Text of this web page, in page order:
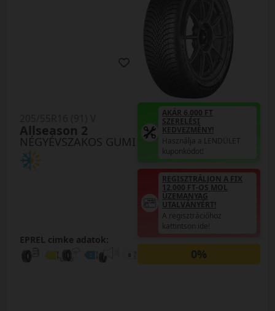
NÉGYÉVSZAKOS GUMI
Allseason 2
EPREL cimke adatok:
AKÁR 6.000 FT
SZERELÉSI
KEDVEZMÉNY!
Használja a LENDÜLET
kuponkódot!
REGISZTRÁLJON A FIX
12.000 FT-OS MOL
ÜZEMANYAG
UTALVÁNYÉRT!
A regisztrációhoz
kattintson ide!
0%